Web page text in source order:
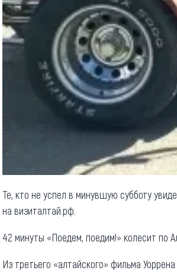
Те, кто не успел в минувшую субботу
на визиталтай.рф.
42 минуты «Поедем, поедим!» колесит по
Из третьего «алтайского» фильма